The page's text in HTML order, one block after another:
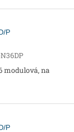
P
modulová, na
P